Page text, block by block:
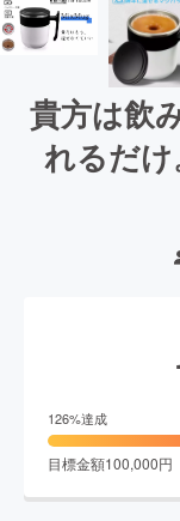
貴方は飲
れるだ
126%達成
目標金額100,000円